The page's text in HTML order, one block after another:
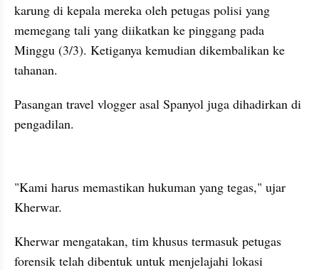
karung di kepala mereka oleh petugas polisi yang
memegang tali yang diikatkan ke pinggang pada
Minggu (3/3). Ketiganya kemudian dikembalikan ke
tahanan.
Pasangan travel vlogger asal Spanyol juga dihadirkan di
pengadilan.
"Kami harus memastikan hukuman yang tegas," ujar
Kherwar.
Kherwar mengatakan, tim khusus termasuk petugas
forensik telah dibentuk untuk menjelajahi lokasi